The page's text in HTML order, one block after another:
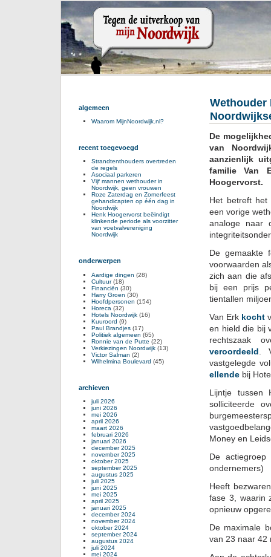
Wethouder
De
van
aanzienlijk
familie Van
Hoogervorst.
Het betreft het
een vorige
analoge naar
De gemaakte
voorwaarden
zich aan die
bij een prijs
tientallen
Van Erk kocht
en hield die bij
rechtszaak
veroordeeld.
vastgelegde
ellende bij
Lijntje tussen
solliciteerde
Money en
De actiegroep
ondernemers)
Heeft
fase 3, waarin
opnieuw
De maximale
van 23 naar 42
algemeen
Waarom MijnNoordwijk.nl?
recent toegevoegd
Strandtenthouders overtreden
de regels
Asociaal parkeren
Vijf mannen wethouder in
Noordwijk, geen vrouwen
Roze Zaterdag en Zomerfeest
gehandicapten op één dag in
Noordwijk
Henk Hoogervorst beëindigt
klinkende periode als voorzitter
van voetvalvereniging
Noordwijk
onderwerpen
Aardige dingen (28)
Cultuur(18)
Financiën (30)
Harry Groen (30)
Hoofdpersonen (154)
Horeca (32)
Hotels Noordwijk (16)
Kuuroord (9)
Paul Brandjes (17)
Politiek algemeen (65)
Ronnie van de Putte (22)
Verkiezingen Noordwijk (13)
Victor Salman (2)
Wilhelmina Boulevard (45)
archieven
juli 2026
juni 2026
mei 2026
april 2026
maart 2026
februari 2026
januari 2026
december 2025
november 2025
oktober 2025
september 2025
augustus 2025
juli 2025
juni 2025
mei 2025
april 2025
januari 2025
december 2024
november 2024
oktober 2024
september 2024
augustus 2024
juli 2024
mei 2024